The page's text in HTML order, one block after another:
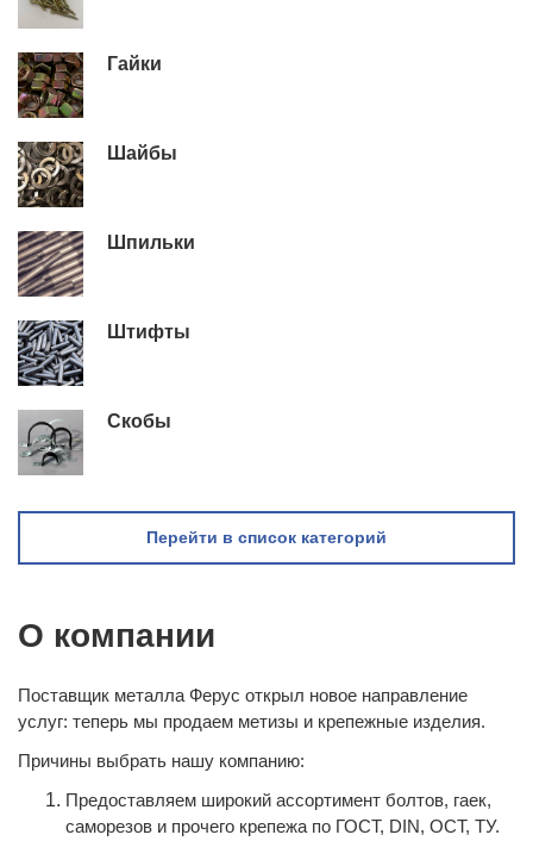
Гайки
Шайбы
Шпильки
Штифты
Скобы
Перейти в список категорий
О компании
Поставщик металла Ферус открыл новое направление
услуг: теперь мы продаем метизы и крепежные изделия.
Причины выбрать нашу компанию:
Предоставляем широкий ассортимент болтов, гаек,
саморезов и прочего крепежа по ГОСТ, DIN, ОСТ, ТУ.